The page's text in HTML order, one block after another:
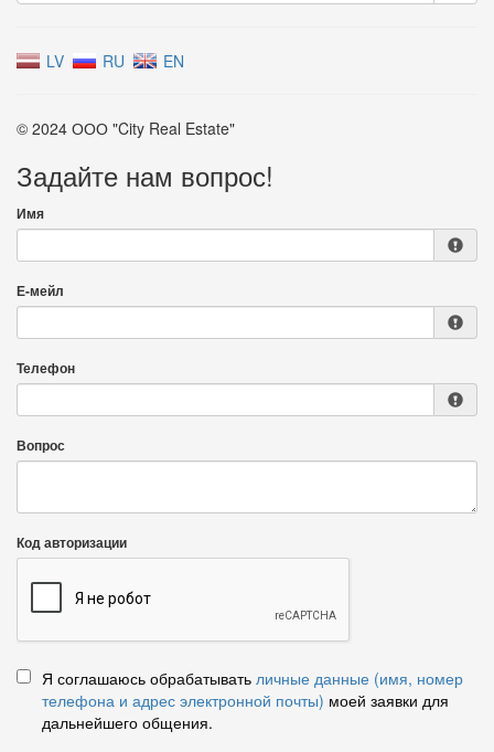
LV RU EN
© 2024 ООО "City Real Estate"
Задайте нам вопрос!
Имя
Е-мейл
Телефон
Вопрос
Код авторизации
Я соглашаюсь обрабатывать личные данные (имя, номер
телефона и адрес электронной почты) моей заявки для
дальнейшего общения.